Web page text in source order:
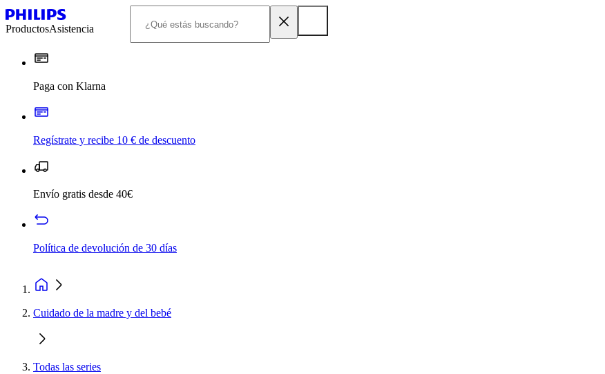
ProductosAsistencia
Paga con Klarna
Regístrate y recibe 10 € de descuento
Envío gratis desde 40€
Política de devolución de 30 días
Cuidado de la madre y del bebé
Todas las series